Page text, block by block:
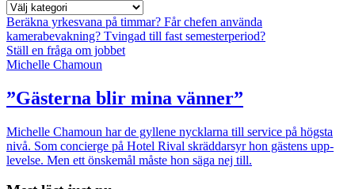
Beräkna yrkesvana på timmar? Får chefen använda
kamerabevakning? Tvingad till fast semesterperiod?
Ställ en fråga om jobbet
Michelle Chamoun
”Gästerna blir mina vänner”
Michelle Chamoun har de gyllene nycklarna till service på högsta
nivå. Som concierge på Hotel Rival skräddarsyr hon gästens upp­
levelse. Men ett önskemål måste hon säga nej till.